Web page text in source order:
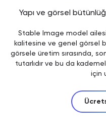
Yapı ve görsel
Stable Image model
kalitesine ve genel görsel
görsele üretim sırasında,
tutarlıdır ve bu da
için